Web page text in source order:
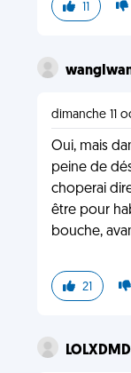
11
dimanche 11
Oui, mais
peine de
choperai
être pour
bouche,
21